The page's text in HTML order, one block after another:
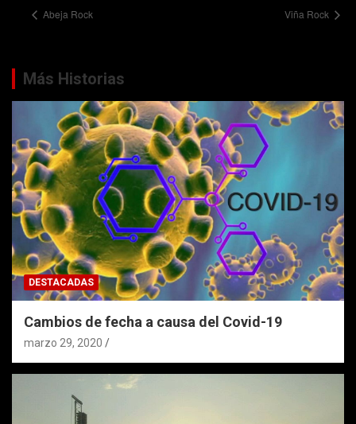
Abeja Rock Viña Rock
Más Historias
DESTACADAS
Cambios de fecha a causa del Covid-19
marzo 29, 2020